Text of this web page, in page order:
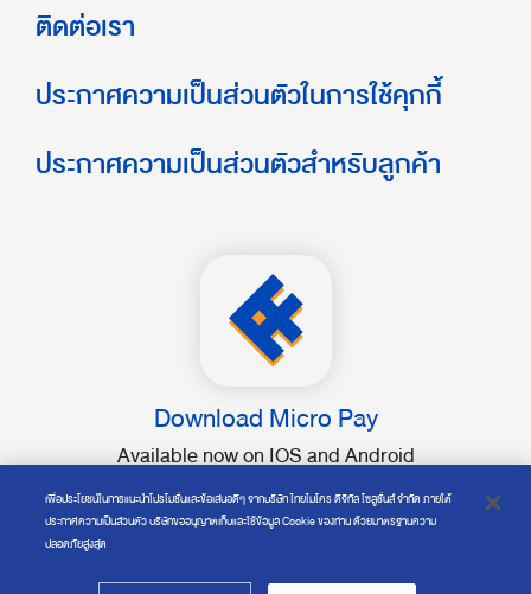
Download Micro Pay
Available now on IOS and Android
ติดต่อเรา
ประกาศความเป็นส่วนตัวในการใช้คุกกี้
ประกาศความเป็นส่วนตัวสำหรับลูกค้า
เพื่อประโยชน์ในการแนะนำโปรโมชั่นและข้อเสนอดีๆ จากบริษัท ไทยไมโคร ดิจิทัล โซลูชั่นส์ จำกัด ภายใต้
ประกาศความเป็นส่วนตัว บริษัทขออนุญาตเก็บและใช้ข้อมูล Cookie ของท่าน ด้วยมาตรฐานความ
ปลอดภัยสูงสุด